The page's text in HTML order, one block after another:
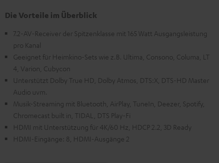
Die Vorteile im Überblick
7.2-AV-Receiver der Spitzenklasse mit 165 Watt Ausgangsleistung
pro Kanal
Geeignet für Heimkino-Sets wie z.B. Ultima, Consono, Columa, LT
4, Varion, Cubycon
Unterstützt Dolby True HD, Dolby Atmos, DTS:X, DTS-HD Master
Audio uvm.
Musik-Streaming mit Bluetooth, AirPlay, TuneIn, Deezer, Spotify,
Chromecast built in, TIDAL, DTS Play-Fi
HDMI mit Unterstützung für 4K/60 Hz, HDCP 2.2, 3D Ready
HDMI-Eingänge: 8, HDMI-Ausgänge 2